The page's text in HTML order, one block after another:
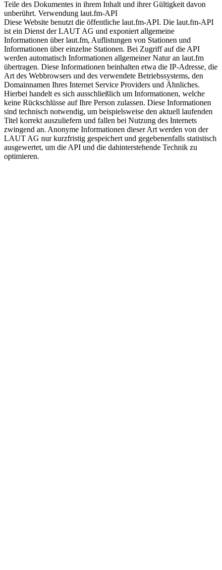
Teile des Dokumentes in ihrem Inhalt und ihrer Gültigkeit davon
unberührt. Verwendung laut.fm-API
Diese Website benutzt die öffentliche laut.fm-API. Die laut.fm-API
ist ein Dienst der LAUT AG und exponiert allgemeine
Informationen über laut.fm, Auflistungen von Stationen und
Informationen über einzelne Stationen. Bei Zugriff auf die API
werden automatisch Informationen allgemeiner Natur an laut.fm
übertragen. Diese Informationen beinhalten etwa die IP-Adresse, die
Art des Webbrowsers und des verwendete Betriebssystems, den
Domainnamen Ihres Internet Service Providers und Ähnliches.
Hierbei handelt es sich ausschließlich um Informationen, welche
keine Rückschlüsse auf Ihre Person zulassen. Diese Informationen
sind technisch notwendig, um beispielsweise den aktuell laufenden
Titel korrekt auszuliefern und fallen bei Nutzung des Internets
zwingend an. Anonyme Informationen dieser Art werden von der
LAUT AG nur kurzfristig gespeichert und gegebenenfalls statistisch
ausgewertet, um die API und die dahinterstehende Technik zu
optimieren.